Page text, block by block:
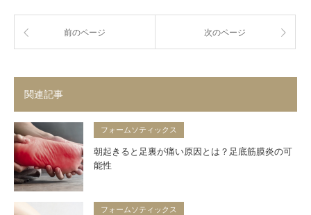
前のページ 次のページ
関連記事
フォームソティックス
朝起きると足裏が痛い原因とは？足底筋膜炎の可
能性
フォームソティックス